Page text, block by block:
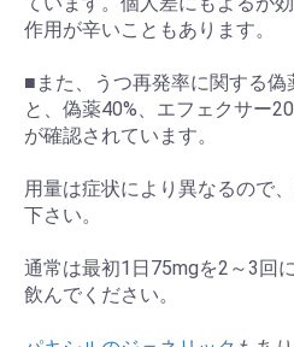
作用が辛いこともあります。
■また、うつ再発率に関する偽
と、偽薬40%、エフェクサー
が確認されています。
用量は症状により異なるので
下さい。
通常は最初1日75mgを2～3回
飲んでください。